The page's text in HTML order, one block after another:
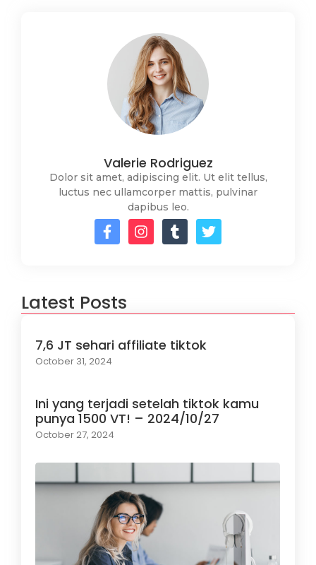
Valerie Rodriguez
Dolor sit amet, adipiscing elit. Ut elit tellus,
luctus nec ullamcorper mattis, pulvinar
dapibus leo.
Latest Posts
7,6 JT sehari affiliate tiktok
October 31, 2024
Ini yang terjadi setelah tiktok kamu
punya 1500 VT! – 2024/10/27
October 27, 2024